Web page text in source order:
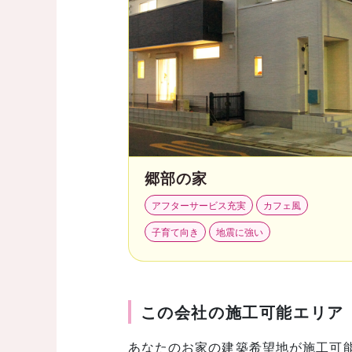
郷部の家
アフターサービス充実
カフェ風
子育て向き
地震に強い
この会社の施工可能エリア
あなたのお家の建築希望地が施工可